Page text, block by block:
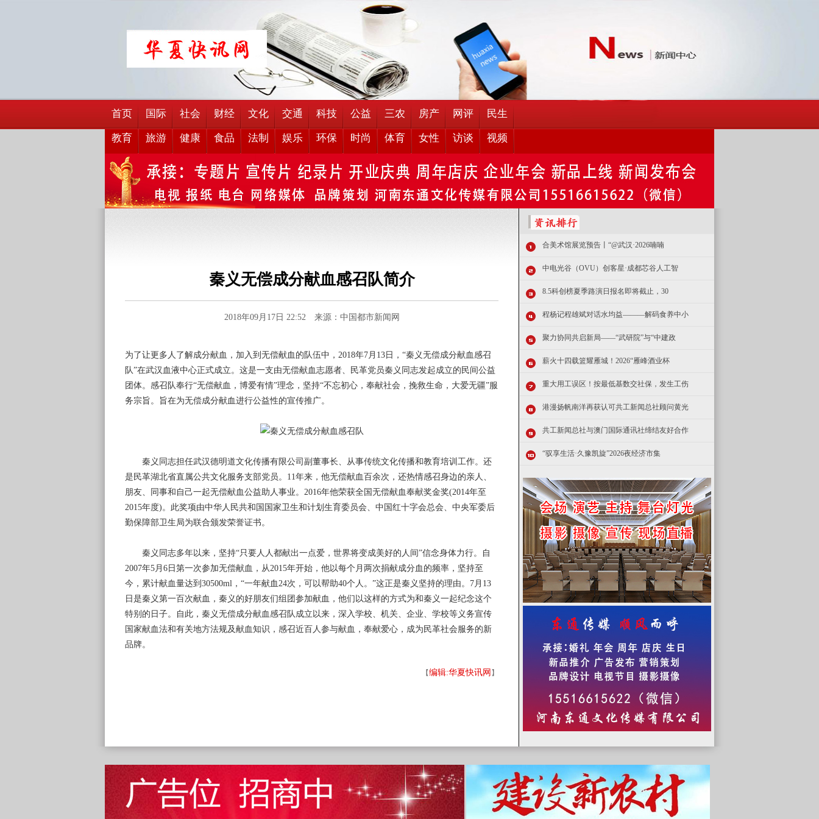
首页 国际 社会 财经 文化 交通 科技 公益 三农 房产 网评 民生
教育 旅游 健康 食品 法制 娱乐 环保 时尚 体育 女性 访谈 视频
秦义无偿成分献血感召队简介
2018年09月17日 22:52 来源：中国都市新闻网
为了让更多人了解成分献血，加入到无偿献血的队伍中，2018年7月13日，“秦义无偿成分献血感召
队”在武汉血液中心正式成立。这是一支由无偿献血志愿者、民革党员秦义同志发起成立的民间公益
团体。感召队奉行“无偿献血，博爱有情”理念，坚持“不忘初心，奉献社会，挽救生命，大爱无疆”服
务宗旨。旨在为无偿成分献血进行公益性的宣传推广。
秦义同志担任武汉德明道文化传播有限公司副董事长、从事传统文化传播和教育培训工作。还
是民革湖北省直属公共文化服务支部党员。11年来，他无偿献血百余次，还热情感召身边的亲人、
朋友、同事和自己一起无偿献血公益助人事业。2016年他荣获全国无偿献血奉献奖金奖(2014年至
2015年度)。此奖项由中华人民共和国国家卫生和计划生育委员会、中国红十字会总会、中央军委后
勤保障部卫生局为联合颁发荣誉证书。
秦义同志多年以来，坚持“只要人人都献出一点爱，世界将变成美好的人间”信念身体力行。自
2007年5月6日第一次参加无偿献血，从2015年开始，他以每个月两次捐献成分血的频率，坚持至
今，累计献血量达到30500ml，“一年献血24次，可以帮助40个人。”这正是秦义坚持的理由。7月13
日是秦义第一百次献血，秦义的好朋友们组团参加献血，他们以这样的方式为和秦义一起纪念这个
特别的日子。自此，秦义无偿成分献血感召队成立以来，深入学校、机关、企业、学校等义务宣传
国家献血法和有关地方法规及献血知识，感召近百人参与献血，奉献爱心，成为民革社会服务的新
品牌。
【编辑:华夏快讯网 】
合美术馆展览预告丨“@武汉·2026喃喃
中电光谷（OVU）创客星·成都芯谷人工智
8.5科创榜夏季路演日报名即将截止，30
程杨记程雄斌对话水均益———解码食养中小
聚力协同共启新局——“武研院”与“中建政
薪火十四载篮耀雁城！2026“雁峰酒业杯
重大用工误区！按最低基数交社保，发生工伤
港漫扬帆南洋再获认可共工新闻总社顾问黄光
共工新闻总社与澳门国际通讯社缔结友好合作
“驭享生活·久豫凯旋”2026夜经济市集